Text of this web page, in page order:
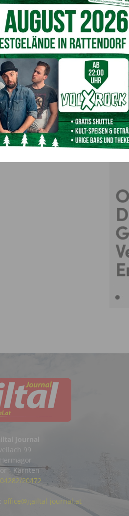
werden.
Nächster Artikel
Was ist verboten?
Journal
99
Hermagor
- Kärnten
04282/20472
office@gailtal-journal.at